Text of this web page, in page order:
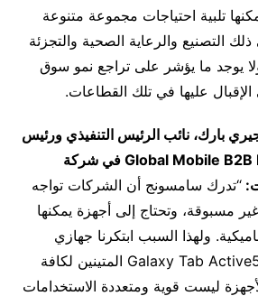
تلبية احتياجات مجموعة متنوعة
التصنيع والرعاية الصحية والتجزئة
يوجد ما يؤشر على تراجع نمو سوق
عليها في تلك القطاعات.
بارك، نائب الرئيس التنفيذي ورئيس
Global Mobileفي شركة
“تدرك سامسونج أن الشركات تواجه
مسبوقة، وتحتاج إلى أجهزة يمكنها
ولهذا السبب ابتكرنا جهازي
Galaxy XCover7 وGalaxy Tab Active5 المتينين لكافة
ليست قوية ومتعددة الاستخدامات